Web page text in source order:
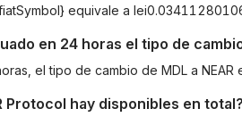
equivale a
en 24 horas el tipo de
el tipo de cambio de MDL a
Protocol hay disponibles en total?